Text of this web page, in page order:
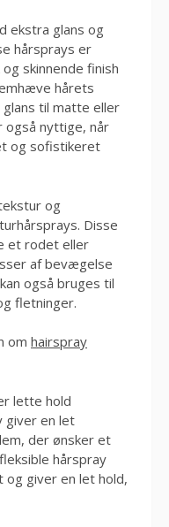
ekstra glans og
hårsprays er
skinnende finish
hårets
til matte eller
også nyttige, når
og sofistikeret
og
Disse
et rodet eller
af bevægelse
også bruges til
fletninger.
om hairspray
lette hold
giver en let
der ønsker et
hårspray
giver en let hold,